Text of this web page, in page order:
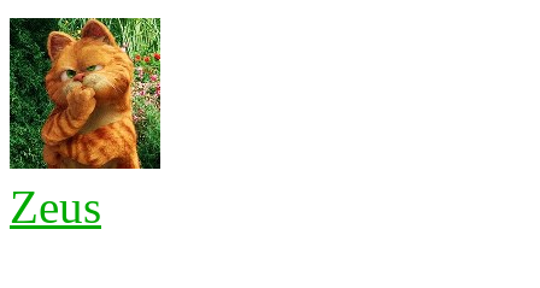
Zeus